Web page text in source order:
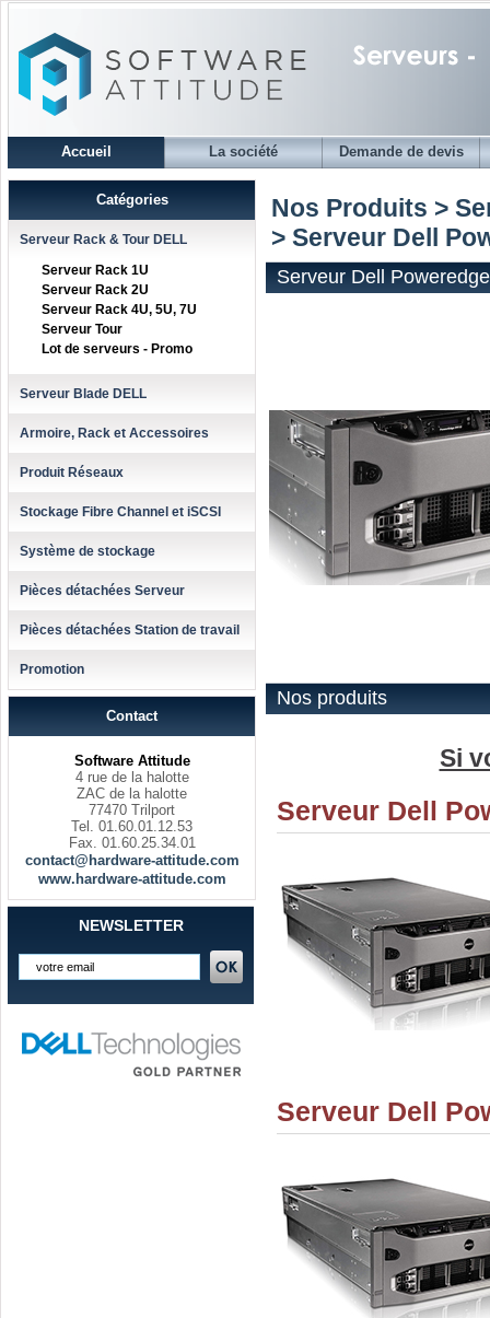
Accueil La société Demande de devis
Catégories
Serveur Rack & Tour DELL
Serveur Rack 1U
Serveur Rack 2U
Serveur Rack 4U, 5U, 7U
Serveur Tour
Lot de serveurs - Promo
Serveur Blade DELL
Armoire, Rack et Accessoires
Produit Réseaux
Stockage Fibre Channel et iSCSI
Système de stockage
Pièces détachées Serveur
Pièces détachées Station de travail
Promotion
Contact
Software Attitude
4 rue de la halotte
ZAC de la halotte
77470 Trilport
Tel. 01.60.01.12.53
Fax. 01.60.25.34.01
contact@hardware-attitude.com
www.hardware-attitude.com
NEWSLETTER
Nos Produits >
> Serveur Dell
Serveur Dell
Nos produits
Si
Serveur Dell
Serveur Dell